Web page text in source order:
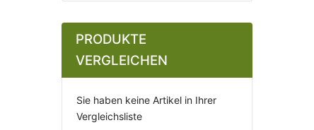
PRODUKTE
VERGLEICHEN
Sie haben keine Artikel in Ihrer
Vergleichsliste